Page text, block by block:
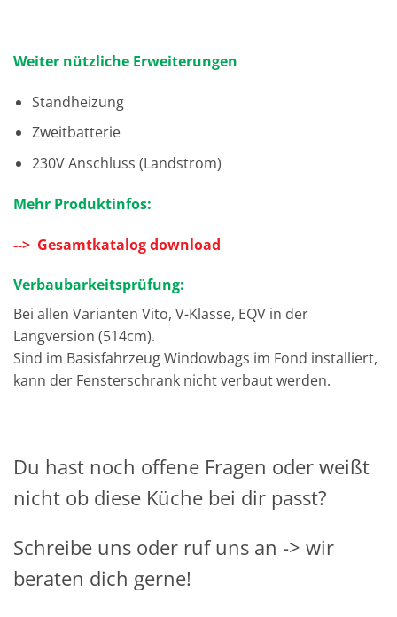
Weiter nützliche Erweiterungen
Standheizung
Zweitbatterie
230V Anschluss (Landstrom)
Mehr Produktinfos:
--> Gesamtkatalog download
Verbaubarkeitsprüfung:
Bei allen Varianten Vito, V-Klasse, EQV in der
Langversion (514cm).
Sind im Basisfahrzeug Windowbags im Fond installiert,
kann der Fensterschrank nicht verbaut werden.
Du hast noch offene Fragen oder weißt
nicht ob diese Küche bei dir passt?
Schreibe uns oder ruf uns an -> wir
beraten dich gerne!